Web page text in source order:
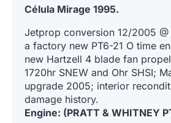
Célula Mirage 1995.
Jetprop conversion 12/2005
a factory new PT6-21 O time
new Hartzell 4 blade fan
1720hr SNEW and Ohr SHSI;
upgrade 2005; interior
damage history.
Engine: (PRATT & WHITNEY